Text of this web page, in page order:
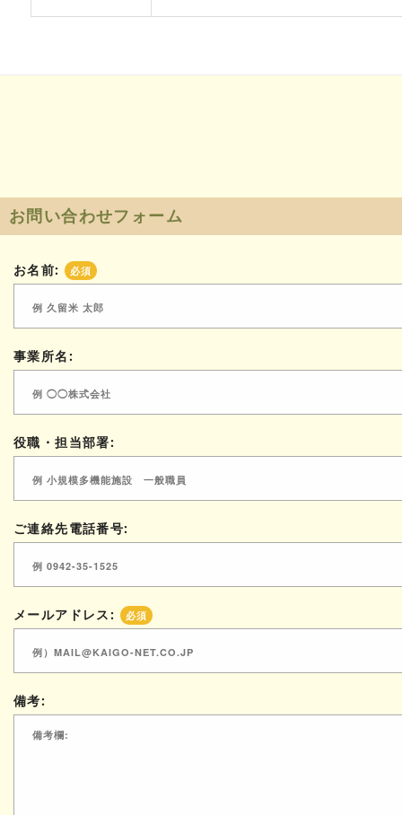
お問い合わせフォーム
お名前: 必須
事業所名:
役職・担当部署:
ご連絡先電話番号:
メールアドレス: 必須
備考: